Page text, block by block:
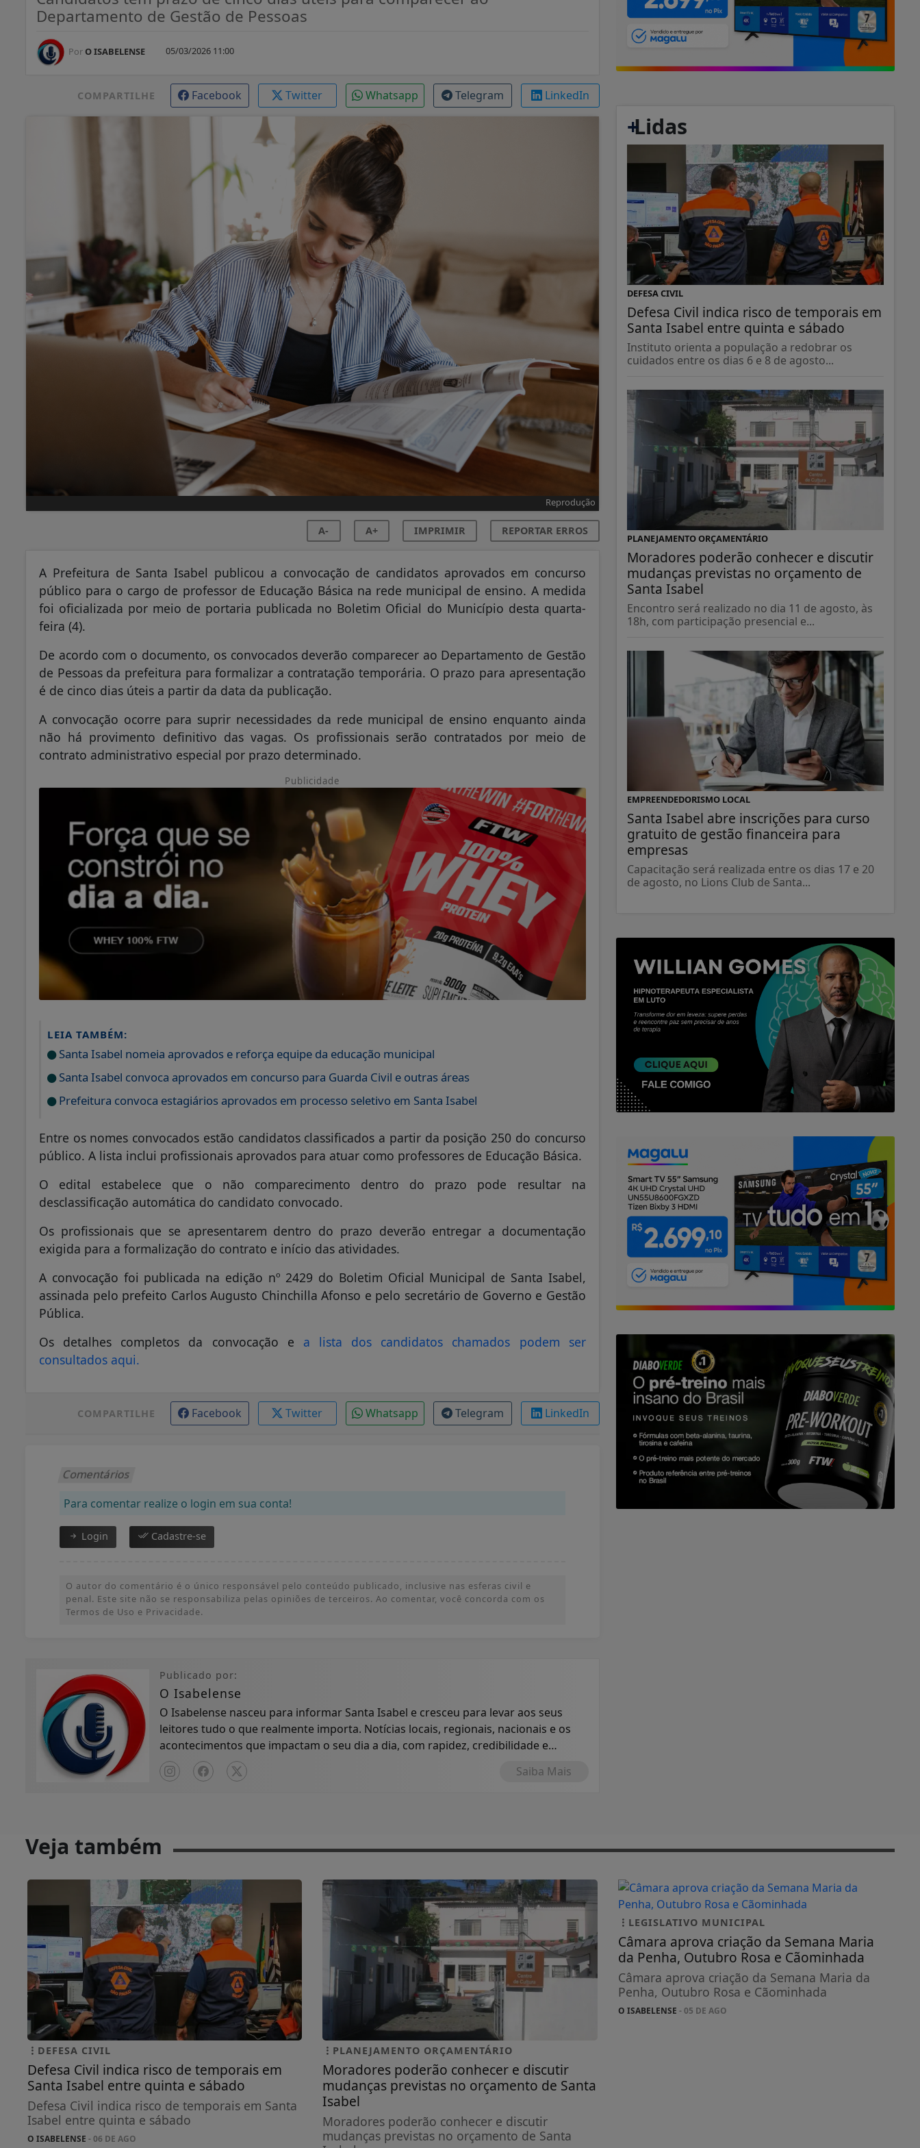
Departamento de Gestão de Pessoas
Por O ISABELENSE 05/03/2026 11:00
COMPARTILHE Facebook Twitter Whatsapp Telegram LinkedIn
Reprodução
A- A+ IMPRIMIR REPORTAR ERROS
A Prefeitura de Santa Isabel publicou a convocação de candidatos aprovados em concurso
público para o cargo de professor de Educação Básica na rede municipal de ensino. A medida
foi oficializada por meio de portaria publicada no Boletim Oficial do Município desta quarta-
feira (4).
De acordo com o documento, os convocados deverão comparecer ao Departamento de Gestão
de Pessoas da prefeitura para formalizar a contratação temporária. O prazo para apresentação
é de cinco dias úteis a partir da data da publicação.
A convocação ocorre para suprir necessidades da rede municipal de ensino enquanto ainda
não há provimento definitivo das vagas. Os profissionais serão contratados por meio de
contrato administrativo especial por prazo determinado.
Publicidade
LEIA TAMBÉM:
Santa Isabel nomeia aprovados e reforça equipe da educação municipal
Santa Isabel convoca aprovados em concurso para Guarda Civil e outras áreas
Prefeitura convoca estagiários aprovados em processo seletivo em Santa Isabel
Entre os nomes convocados estão candidatos classificados a partir da posição 250 do concurso
público. A lista inclui profissionais aprovados para atuar como professores de Educação Básica.
O edital estabelece que o não comparecimento dentro do prazo pode resultar na
desclassificação automática do candidato convocado.
Os profissionais que se apresentarem dentro do prazo deverão entregar a documentação
exigida para a formalização do contrato e início das atividades.
A convocação foi publicada na edição nº 2429 do Boletim Oficial Municipal de Santa Isabel,
assinada pelo prefeito Carlos Augusto Chinchilla Afonso e pelo secretário de Governo e Gestão
Pública.
Os detalhes completos da convocação e a lista dos candidatos chamados podem ser
consultados aqui.
COMPARTILHE Facebook Twitter Whatsapp Telegram LinkedIn
Comentários
Para comentar realize o login em sua conta!
Login Cadastre-se
O autor do comentário é o único responsável pelo conteúdo publicado, inclusive nas esferas civil e
penal. Este site não se responsabiliza pelas opiniões de terceiros. Ao comentar, você concorda com os
Termos de Uso e Privacidade.
Publicado por:
O Isabelense
O Isabelense nasceu para informar Santa Isabel e cresceu para levar aos seus
leitores tudo o que realmente importa. Notícias locais, regionais, nacionais e os
acontecimentos que impactam o seu dia a dia, com rapidez, credibilidade e
compromisso com...
Saiba Mais
+
Lidas
DEFESA CIVIL
Defesa Civil indica risco de temporais em
Santa Isabel entre quinta e sábado
Instituto orienta a população a redobrar os
cuidados entre os dias 6 e 8 de agosto...
PLANEJAMENTO ORÇAMENTÁRIO
Moradores poderão conhecer e discutir
mudanças previstas no orçamento de
Santa Isabel
Encontro será realizado no dia 11 de agosto, às
18h, com participação presencial e...
EMPREENDEDORISMO LOCAL
Santa Isabel abre inscrições para curso
gratuito de gestão financeira para
empresas
Capacitação será realizada entre os dias 17 e 20
de agosto, no Lions Club de Santa...
Veja também
DEFESA CIVIL
Defesa Civil indica risco de temporais em
Santa Isabel entre quinta e sábado
Defesa Civil indica risco de temporais em Santa
Isabel entre quinta e sábado
O ISABELENSE - 06 DE AGO
PLANEJAMENTO ORÇAMENTÁRIO
Moradores poderão conhecer e discutir
mudanças previstas no orçamento de Santa
Isabel
Moradores poderão conhecer e discutir
mudanças previstas no orçamento de Santa
LEGISLATIVO MUNICIPAL
Câmara aprova criação da Semana Maria
da Penha, Outubro Rosa e Cãominhada
Câmara aprova criação da Semana Maria da
Penha, Outubro Rosa e Cãominhada
O ISABELENSE - 05 DE AGO